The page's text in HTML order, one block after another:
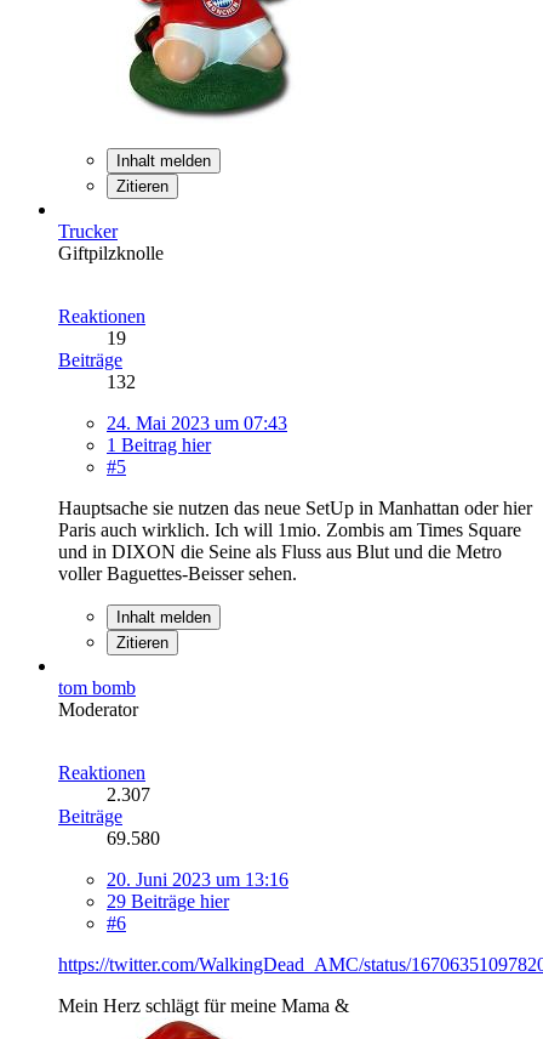
Inhalt melden
Zitieren
Trucker
Giftpilzknolle
Reaktionen
19
Beiträge
132
24. Mai 2023 um 07:43
1 Beitrag hier
#5
Hauptsache sie nutzen das neue SetUp in Manhattan oder hier
Paris auch wirklich. Ich will 1mio. Zombis am Times Square
und in DIXON die Seine als Fluss aus Blut und die Metro
voller Baguettes-Beisser sehen.
Inhalt melden
Zitieren
tom bomb
Moderator
Reaktionen
2.307
Beiträge
69.580
20. Juni 2023 um 13:16
29 Beiträge hier
#6
https://twitter.com/WalkingDead_AMC/status/
Mein Herz schlägt für meine Mama &